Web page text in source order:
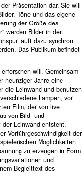
Präsentation dar. Sie will
Töne und das eigene
der Größe des
werden Bilder in den
läuft dazu synchron
Das Publikum befindet
will. Gemeinsam
neunziger Jahre eine
die Leinwand und benutzen
Lampen, vor
Film, der von live
von Bild- und
der Leinwand entsteht.
Vorführgeschwindigkeit der
Möglichkeiten
zu erzeugen in Form
und
Begleittext des